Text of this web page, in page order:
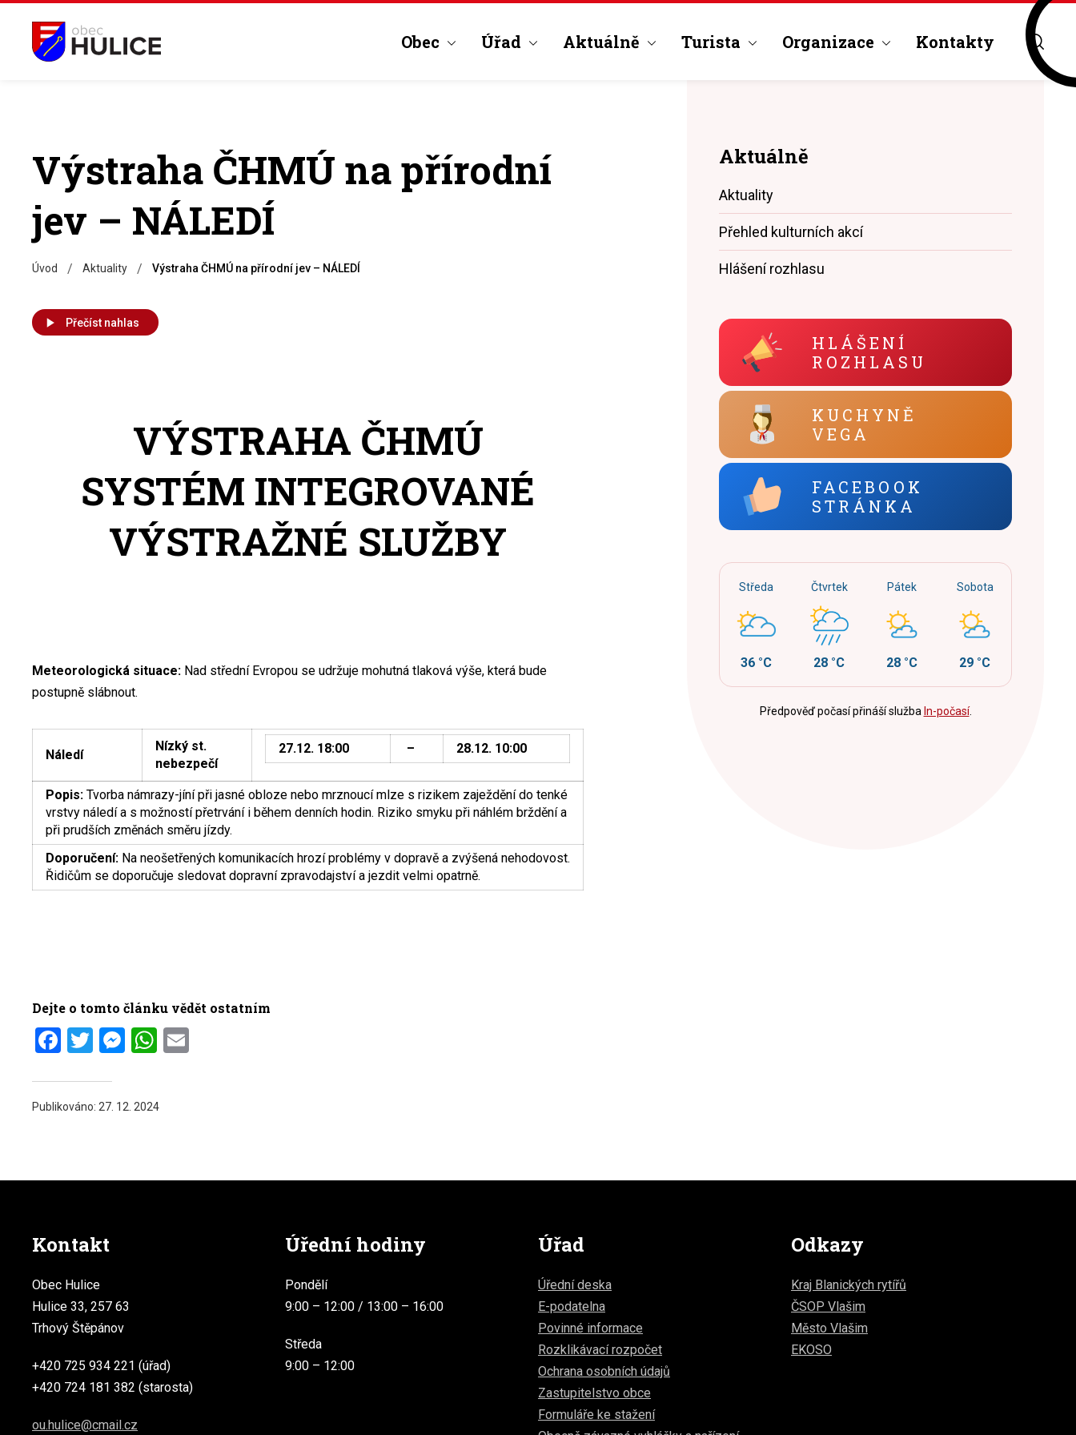
Obec Úřad Aktuálně Turista Organizace Kontakty
Výstraha ČHMÚ na přírodní
jev – NÁLEDÍ
Úvod / Aktuality / Výstraha ČHMÚ na přírodní jev – NÁLEDÍ
Přečíst nahlas
VÝSTRAHA ČHMÚ
SYSTÉM INTEGROVANÉ
VÝSTRAŽNÉ SLUŽBY
Meteorologická situace: Nad střední Evropou se udržuje mohutná tlaková výše, která bude
postupně slábnout.
Náledí
Nízký st.
nebezpečí
27.12. 18:00 – 28.12. 10:00
Popis: Tvorba námrazy-jíní při jasné obloze nebo mrznoucí mlze s rizikem zaježdění do tenké
vrstvy náledí a s možností přetrvání i během denních hodin. Riziko smyku při náhlém brždění a
při prudších změnách směru jízdy.
Doporučení: Na neošetřených komunikacích hrozí problémy v dopravě a zvýšená nehodovost.
Řidičům se doporučuje sledovat dopravní zpravodajství a jezdit velmi opatrně.
Dejte o tomto článku vědět ostatním
Facebook
Twitter
Messenger
WhatsApp
Publikováno: 27. 12. 2024
Aktuálně
Aktuality
Přehled kulturních akcí
Hlášení rozhlasu
HLÁŠENÍ
ROZHLASU
KUCHYNĚ
VEGA
FACEBOOK
STRÁNKA
Středa
36 °C
Čtvrtek
28 °C
Pátek
28 °C
Sobota
29 °C
Předpověď počasí přináší služba In-počasí.
Kontakt
Obec Hulice
Hulice 33, 257 63
Trhový Štěpánov
+420 725 934 221 (úřad)
+420 724 181 382 (starosta)
ou.hulice@cmail.cz
Úřední hodiny
Pondělí
9:00 – 12:00 / 13:00 – 16:00
Středa
9:00 – 12:00
Úřad
Úřední deska
E-podatelna
Povinné informace
Rozklikávací rozpočet
Ochrana osobních údajů
Zastupitelstvo obce
Formuláře ke stažení
Odkazy
Kraj Blanických rytířů
ČSOP Vlašim
Město Vlašim
EKOSO